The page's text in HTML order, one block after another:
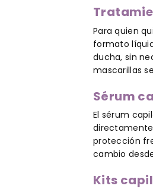
Para quien
formato
ducha, sin
mascarillas
Sérum
El sérum
directamente
protección
cambio
Kits